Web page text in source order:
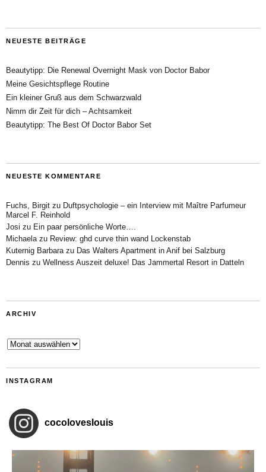
NEUESTE BEITRÄGE
Beautytipp: Die Renewal Overnight Mask von Doctor Babor
Meine Gesichtspflege Routine
Ein kleiner Gruß aus dem Schwarzwald
Nimm dir Zeit für dich – Achtsamkeit
Beautytipp: The Best Of Doctor Babor Set
NEUESTE KOMMENTARE
Fuchs, Birgit zu Duftpsychologie – ein Interview mit Maître Parfumeur
Marcel F. Reinhold
Josi zu Ein paar persönliche Worte….
Michaela zu Review: ghd curve thin wand Lockenstab
Kuternig Barbara zu Das Walters Apartment in Anif bei Salzburg
Dennis zu Wellness Auszeit deluxe! Das Jammertal Resort in Datteln
ARCHIV
Archiv
INSTAGRAM
cocoloveslouis